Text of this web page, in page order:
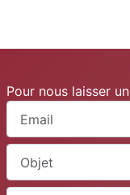
Pour nous laisser